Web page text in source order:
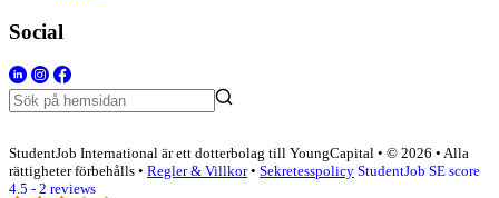
Social
StudentJob International är ett dotterbolag till YoungCapital • © 2026 • Alla
rättigheter förbehålls • Regler & Villkor• Sekretesspolicy StudentJob SE score
4.5 - 2 reviews